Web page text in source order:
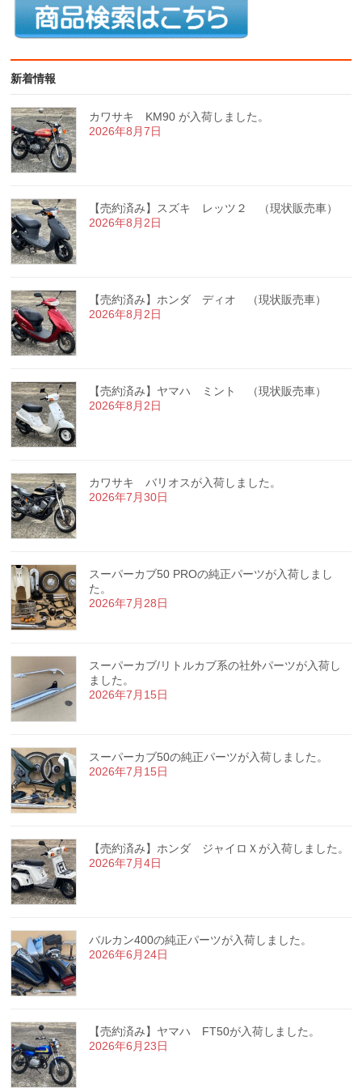
新着情報
カワサキ KM90 が入荷しました。
2026年8月7日
【売約済み】スズキ レッツ２ （現状販売車）
2026年8月2日
【売約済み】ホンダ ディオ （現状販売車）
2026年8月2日
【売約済み】ヤマハ ミント （現状販売車）
2026年8月2日
カワサキ バリオスが入荷しました。
2026年7月30日
スーパーカブ50 PROの純正パーツが入荷しまし
た。
2026年7月28日
スーパーカブ/リトルカブ系の社外パーツが入荷し
ました。
2026年7月15日
スーパーカブ50の純正パーツが入荷しました。
2026年7月15日
【売約済み】ホンダ ジャイロＸが入荷しました。
2026年7月4日
バルカン400の純正パーツが入荷しました。
2026年6月24日
【売約済み】ヤマハ FT50が入荷しました。
2026年6月23日